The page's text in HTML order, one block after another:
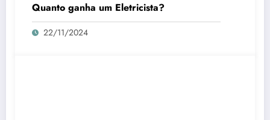
Quanto ganha um Eletricista?
22/11/2024